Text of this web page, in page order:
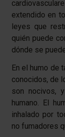
extendido en
leyes que
quién puede
dónde se
En el humo de
conocidos, de
son nocivos,
humano. El
inhalado por
no fumadores